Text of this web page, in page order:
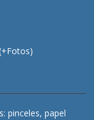
pinceles, papel